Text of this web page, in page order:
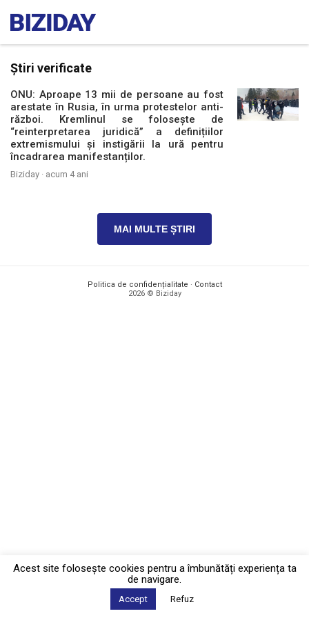
Știri verificate
ONU: Aproape 13 mii de persoane au fost
arestate în Rusia, în urma protestelor anti-
război. Kremlinul se folosește de
“reinterpretarea juridică” a definițiilor
extremismului și instigării la ură pentru
încadrarea manifestanților.
Biziday · acum 4 ani
MAI MULTE ȘTIRI
Politica de confidențialitate · Contact
2026 © Biziday
Acest site foloseşte cookies pentru a îmbunătăți experiența ta
de navigare.
Accept Refuz